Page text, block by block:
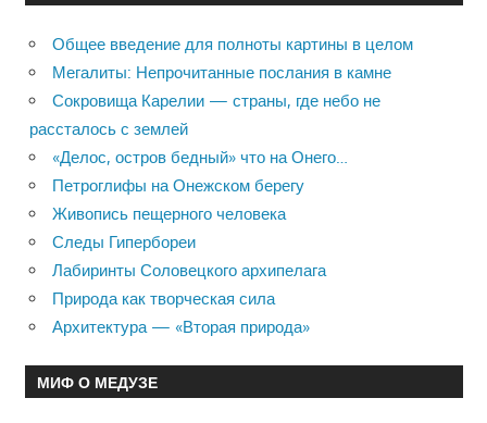
Общее введение для полноты картины в целом
Мегалиты: Непрочитанные послания в камне
Сокровища Карелии — страны, где небо не
рассталось с землей
«Делос, остров бедный» что на Онего…
Петроглифы на Онежском берегу
Живопись пещерного человека
Следы Гипербореи
Лабиринты Соловецкого архипелага
Природа как творческая сила
Архитектура — «Вторая природа»
МИФ О МЕДУЗЕ